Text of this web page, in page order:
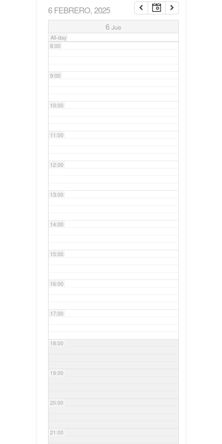
6 FEBRERO, 2025
6 Jue
All-day
7:00
8:00
9:00
10:00
11:00
12:00
13:00
14:00
15:00
16:00
17:00
18:00
19:00
20:00
21:00